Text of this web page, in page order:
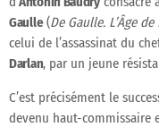
Gaulle(De Gaulle. L’Âge de
celui de l’assassinat du
Darlan, par un jeune
C’est précisément le
devenu haut-commissaire